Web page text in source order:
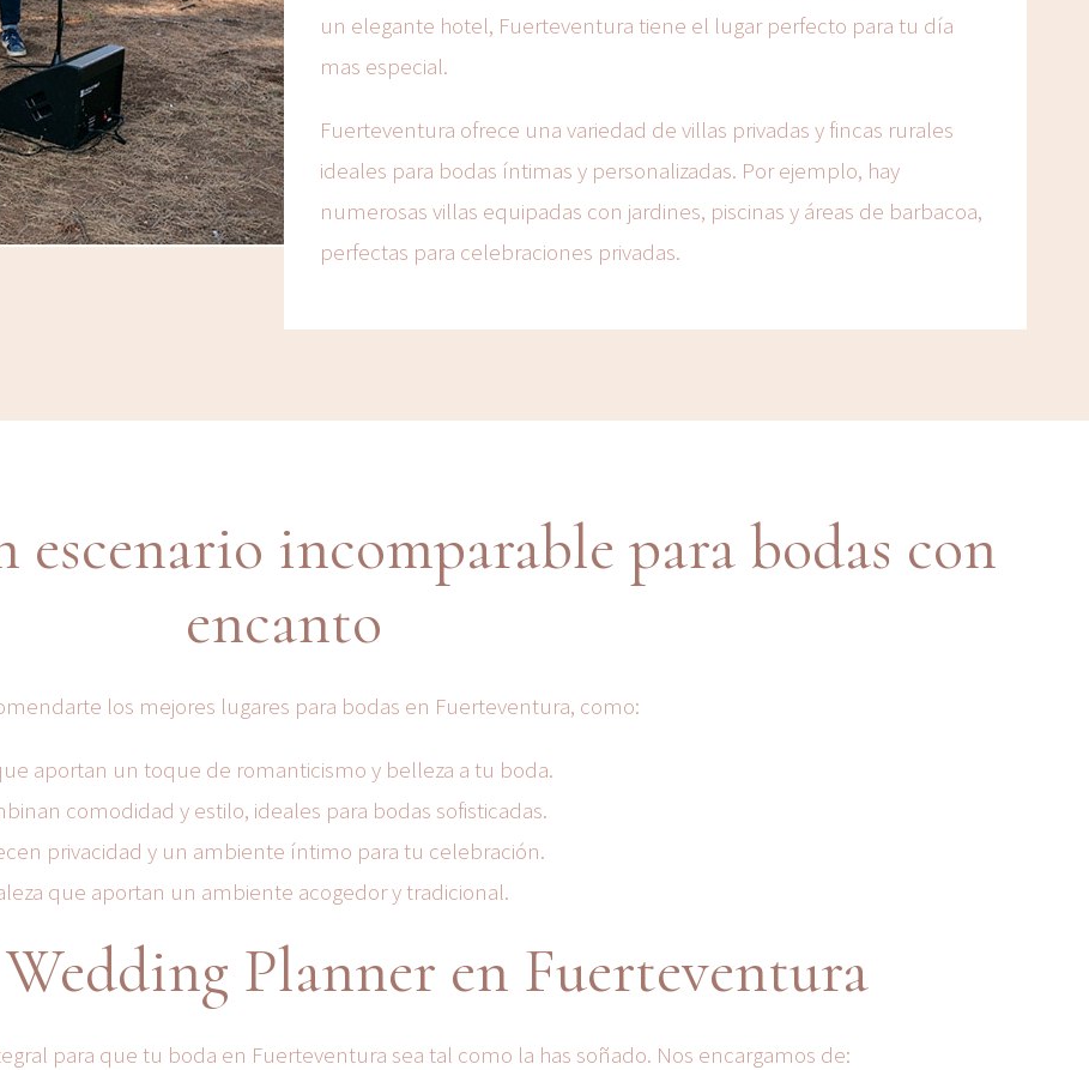
un elegante hotel, Fuerteventura tiene el lugar perfecto para tu día
mas especial.
Fuerteventura ofrece una variedad de villas privadas y fincas rurales
ideales para bodas íntimas y personalizadas. Por ejemplo, hay
numerosas villas equipadas con jardines, piscinas y áreas de barbacoa,
perfectas para celebraciones privadas.
escenario incomparable para bodas con
encanto
los mejores lugares para bodas en Fuerteventura, como:
aportan un toque de romanticismo y belleza a tu boda.
comodidad y estilo, ideales para bodas sofisticadas.
privacidad y un ambiente íntimo para tu celebración.
que aportan un ambiente acogedor y tradicional.
Planner en Fuerteventura
para que tu boda en Fuerteventura sea tal como la has soñado. Nos encargamos de: